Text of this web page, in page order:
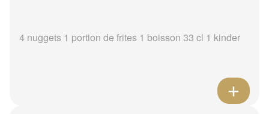
4 nuggets 1 portion de frites 1 boisson 33 cl 1 kinder